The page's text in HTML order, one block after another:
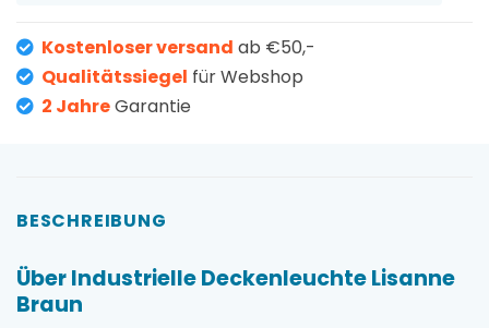
Kostenloser versand ab €50,-
Qualitätssiegel für Webshop
2 JahreGarantie
BESCHREIBUNG
Über Industrielle Deckenleuchte Lisanne
Braun